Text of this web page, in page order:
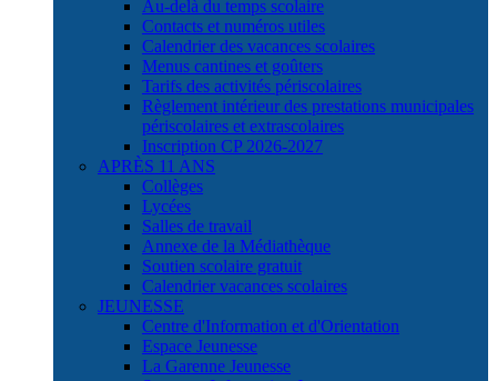
Au-delà du temps scolaire
Contacts et numéros utiles
Calendrier des vacances scolaires
Menus cantines et goûters
Tarifs des activités périscolaires
Règlement intérieur des prestations municipales
périscolaires et extrascolaires
Inscription CP 2026-2027
APRÈS 11 ANS
Collèges
Lycées
Salles de travail
Annexe de la Médiathèque
Soutien scolaire gratuit
Calendrier vacances scolaires
JEUNESSE
Centre d'Information et d'Orientation
Espace Jeunesse
La Garenne Jeunesse